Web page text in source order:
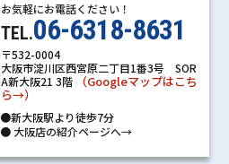
お気軽にお電話ください！
TEL.06-6318-8631
〒532-0004
大阪市淀川区西宮原二丁目1番3号 SOR
A新大阪21 3階
（Googleマップはこち
ら→）
●新大阪駅より徒歩7分
●大阪店の紹介ページへ→